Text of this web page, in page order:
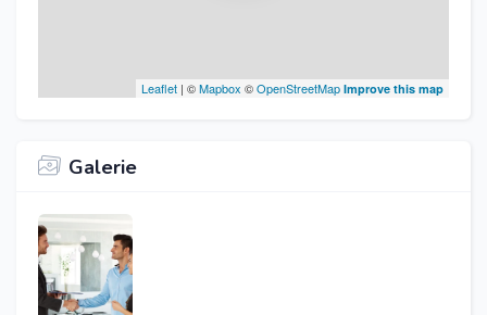
Leaflet | ©Mapbox ©OpenStreetMap Improve this map
Galerie